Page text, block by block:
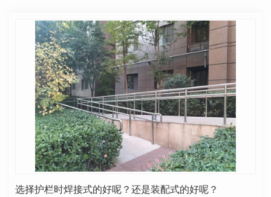
选择护栏时焊接式的好呢？还是装配式的好呢？